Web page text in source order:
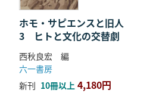
ホモ・サピエンスと旧人
3 ヒトと文化の交替劇
西秋良宏 編
六一書房
新刊 10冊以上 4,180円